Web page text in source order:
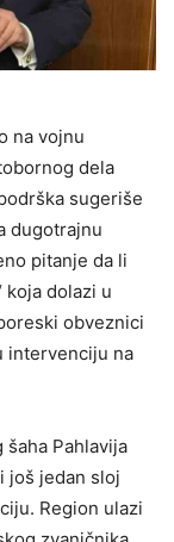
na vojnu
dela
sugeriše
dugotrajnu
pitanje da li
koja dolazi u
obveznici
intervenciju na
Pahlavija
još jedan sloj
Region ulazi